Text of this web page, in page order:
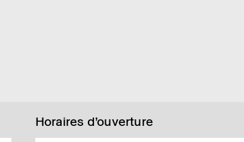
Horaires d’ouverture